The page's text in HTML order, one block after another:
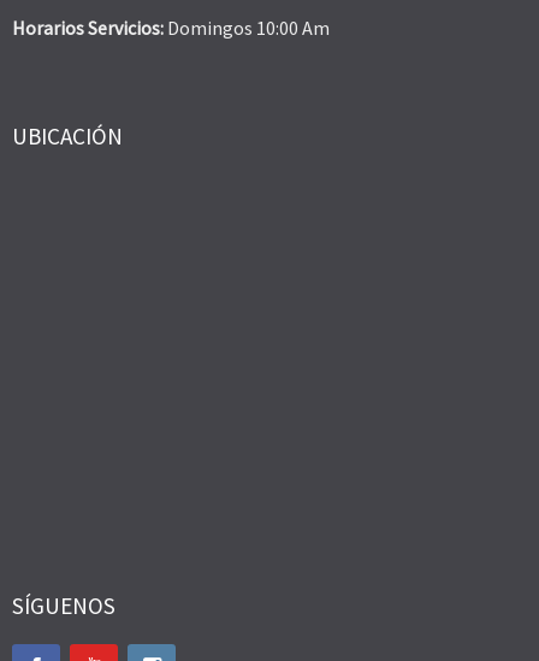
Horarios Servicios: Domingos 10:00 Am
UBICACIÓN
SÍGUENOS